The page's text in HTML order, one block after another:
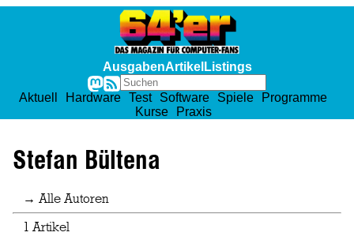
AusgabenArtikel Listings
Aktuell Hardware Test Software Spiele
Programme
Kurse
Praxis
Stefan Bültena
→ Alle Autoren
1 Artikel